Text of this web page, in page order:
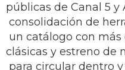
públicas de Canal 5
consolidación de
un catálogo con
clásicas y estreno de
para circular dentro